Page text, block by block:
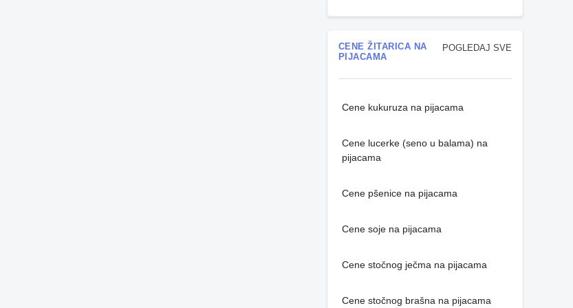
POGLEDAJ SVE
CENE ŽITARICA NA
PIJACAMA
Cene kukuruza na pijacama
Cene lucerke (seno u balama) na
pijacama
Cene pšenice na pijacama
Cene soje na pijacama
Cene stočnog ječma na pijacama
Cene stočnog brašna na pijacama